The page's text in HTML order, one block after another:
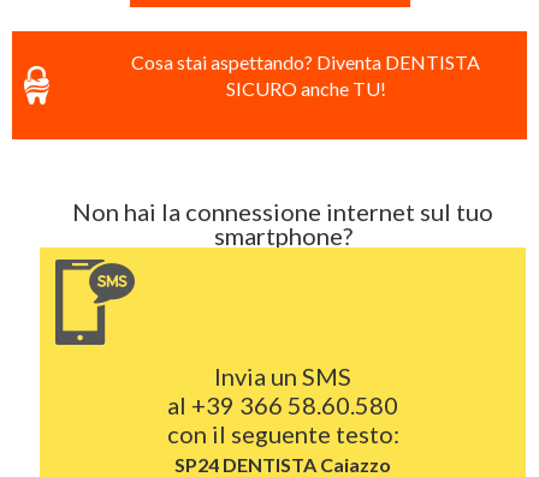
Cosa stai aspettando? Diventa DENTISTA
SICURO anche TU!
Non hai la connessione internet sul tuo
smartphone?
Invia un SMS
al +39 366 58.60.580
con il seguente testo:
SP24 DENTISTA Caiazzo